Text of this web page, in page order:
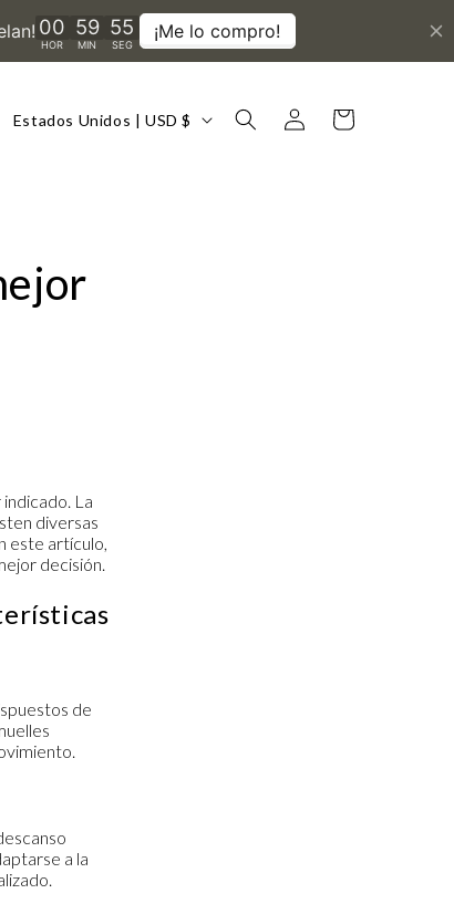
Estados Unidos | USD $
Iniciar
sesión
Carrito
indicado. La
diversas
este artículo,
decisión.
de
a la